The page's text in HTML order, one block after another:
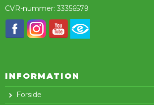
CVR-nummer: 33356579
INFORMATION
Forside